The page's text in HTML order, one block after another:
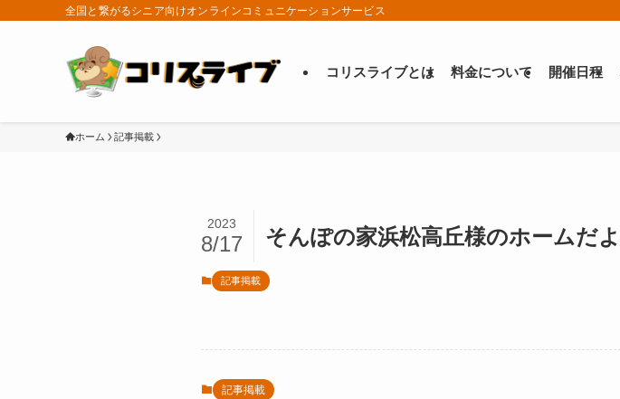
全国と繋がるシニア向けオンラインコミュニケーションサービス
コリスライブとは 料金について 開催日程
ホーム 記事掲載
そんぽの家浜松高丘様のホームだ
2023
8/17
記事掲載
記事掲載